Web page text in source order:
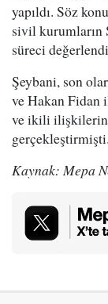
yapıldı. Söz
sivil kurumların
süreci
Şeybani, son
ve Hakan Fidan
ve ikili
gerçekleştirmişti.
Kaynak: Mepa